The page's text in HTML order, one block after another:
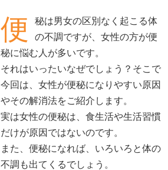
便
秘は男女の区別なく起こる体
の不調ですが、女性の方が便
秘に悩む人が多いです。
それはいったいなぜでしょう？そこで
今回は、女性が便秘になりやすい原因
やその解消法をご紹介します。
実は女性の便秘は、食生活や生活習慣
だけが原因ではないのです。
また、便秘になれば、いろいろと体の
不調も出てくるでしょう。